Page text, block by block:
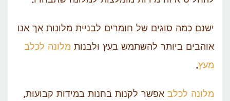
ישנם כמה סוגים של חומרים לבניית מלונות אך אנו
אוהבים ביותר להשתמש בעץ ולבנות מלונה לכלב
מעץ.
מלונה לכלב אפשר לקנות בחנות במידות קבועות,